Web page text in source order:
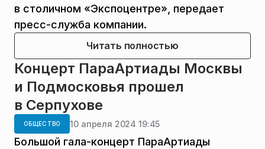
в столичном «Экспоцентре», передает
пресс-служба компании.
Читать полностью
Концерт ПараАртиады Москвы
и Подмосковья прошел
в Серпухове
ОБЩЕСТВО 10 апреля 2024 19:45
Большой гала-концерт ПараАртиады